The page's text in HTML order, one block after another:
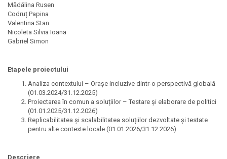
Mădălina Rusen
Codruț Papina
Valentina Stan
Nicoleta Silvia Ioana
Gabriel Simon
Etapele proiectului
Analiza contextului – Orașe incluzive dintr-o perspectivă globală
(01.03.2024/31.12.2025)
Proiectarea în comun a soluțiilor – Testare și elaborare de politici
(01.01.2025/31.12.2026)
Replicabilitatea și scalabilitatea soluțiilor dezvoltate și testate
pentru alte contexte locale (01.01.2026/31.12.2026)
Descriere